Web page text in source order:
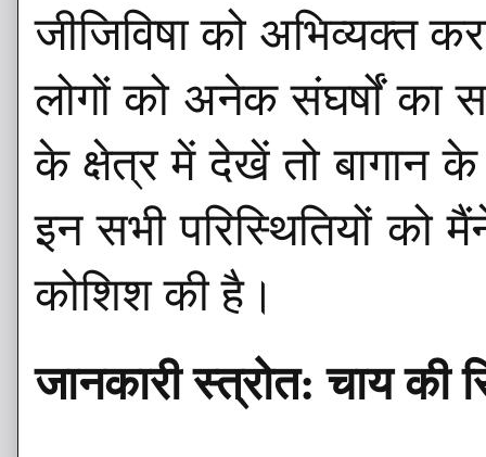
जीजिविषा को अभिव्यक्त
लोगों को अनेक संघर्षों का
के क्षेत्र में देखें तो बागान
इन सभी परिस्थितियों
कोशिश की है।
जानकारी स्त्रोत: चाय